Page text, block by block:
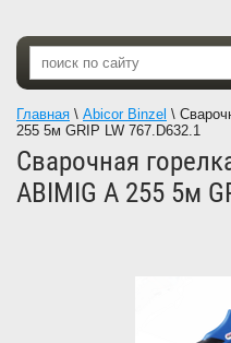
Главная \ Abicor Binzel \
255 5м GRIP LW 767.D632.1
Сварочная
ABIMIG A 255 5м